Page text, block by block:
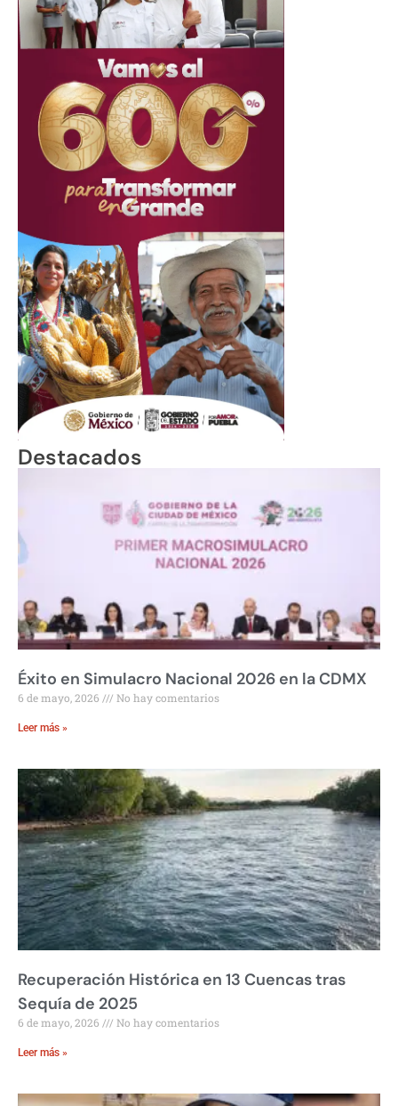
Destacados
Éxito en Simulacro Nacional 2026 en la CDMX
6 de mayo, 2026 No hay comentarios
Leer más »
Recuperación Histórica en 13 Cuencas tras
Sequía de 2025
6 de mayo, 2026 No hay comentarios
Leer más »